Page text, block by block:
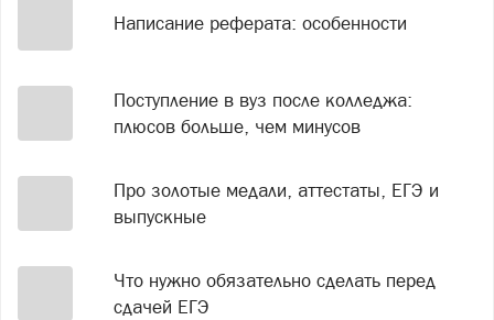
Написание реферата: особенности
Поступление в вуз после колледжа:
плюсов больше, чем минусов
Про золотые медали, аттестаты, ЕГЭ и
выпускные
Что нужно обязательно сделать перед
сдачей ЕГЭ